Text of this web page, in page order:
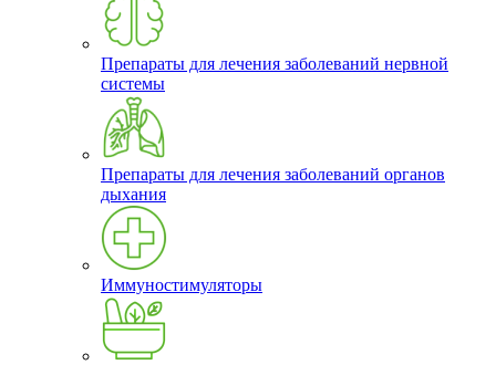
Препараты для лечения заболеваний нервной
системы
Препараты для лечения заболеваний органов
дыхания
Иммуностимуляторы